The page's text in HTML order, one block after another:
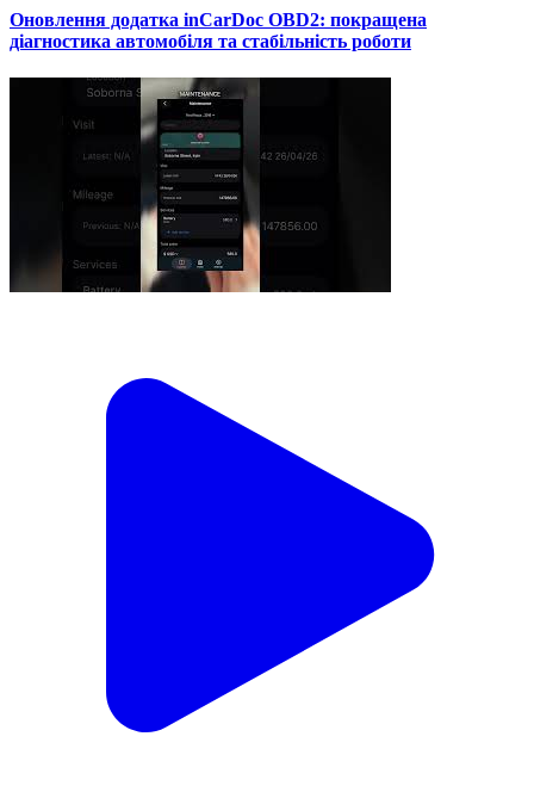
Оновлення додатка inCarDoc OBD2: покращена
діагностика автомобіля та стабільність роботи